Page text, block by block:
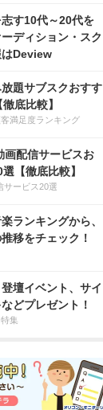
す10代～20代を
ディション・スク
はDeview
題サブスクおすす
底比較】
満足度ランキング
画配信サービスお
【徹底比較】
サービス20選
ランキングから、
移をチェック！
壇イベント、サイ
どプレゼント！
集